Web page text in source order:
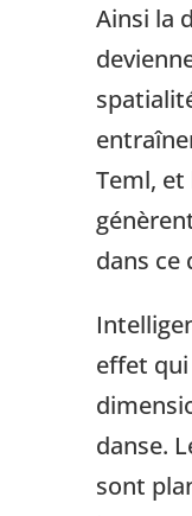
Ainsi la
Teml, et
dans ce
effet
danse.
sont